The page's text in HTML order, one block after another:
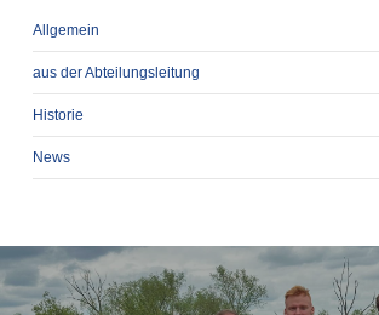
Allgemein
aus der Abteilungsleitung
Historie
News